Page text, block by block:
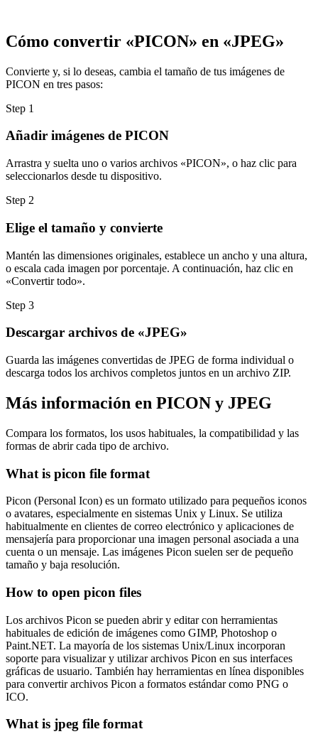
Cómo convertir «PICON» en «JPEG»
Convierte y, si lo deseas, cambia el tamaño de tus imágenes de
PICON en tres pasos:
Step 1
Añadir imágenes de PICON
Arrastra y suelta uno o varios archivos «PICON», o haz clic para
seleccionarlos desde tu dispositivo.
Step 2
Elige el tamaño y convierte
Mantén las dimensiones originales, establece un ancho y una altura,
o escala cada imagen por porcentaje. A continuación, haz clic en
«Convertir todo».
Step 3
Descargar archivos de «JPEG»
Guarda las imágenes convertidas de JPEG de forma individual o
descarga todos los archivos completos juntos en un archivo ZIP.
Más información en PICON y JPEG
Compara los formatos, los usos habituales, la compatibilidad y las
formas de abrir cada tipo de archivo.
What is picon file format
Picon (Personal Icon) es un formato utilizado para pequeños iconos
o avatares, especialmente en sistemas Unix y Linux. Se utiliza
habitualmente en clientes de correo electrónico y aplicaciones de
mensajería para proporcionar una imagen personal asociada a una
cuenta o un mensaje. Las imágenes Picon suelen ser de pequeño
tamaño y baja resolución.
How to open picon files
Los archivos Picon se pueden abrir y editar con herramientas
habituales de edición de imágenes como GIMP, Photoshop o
Paint.NET. La mayoría de los sistemas Unix/Linux incorporan
soporte para visualizar y utilizar archivos Picon en sus interfaces
gráficas de usuario. También hay herramientas en línea disponibles
para convertir archivos Picon a formatos estándar como PNG o
ICO.
What is jpeg file format